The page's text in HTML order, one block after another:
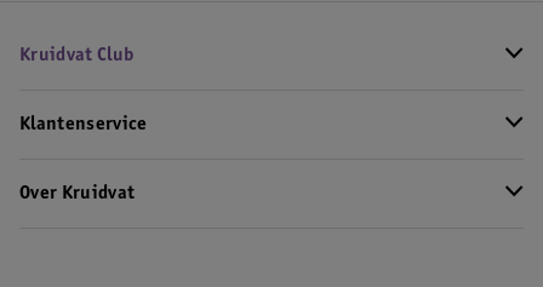
Kruidvat Club
Klantenservice
Over Kruidvat